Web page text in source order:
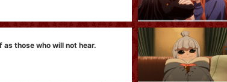
as those who will not hear.